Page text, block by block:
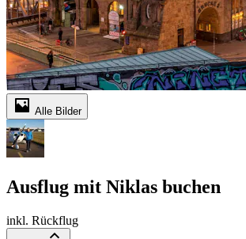
Alle Bilder
Ausflug mit Niklas buchen
inkl. Rückflug